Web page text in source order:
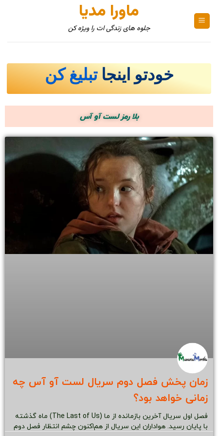
ماورا مدیا
جلوه های زندگی ات را ویژه کن
خودتو اینجا تبلیغ کن
بلا رمز لست آو آس
زمان پخش فصل دوم سریال لست آو آس چه
زمانی خواهد بود؟
فصل اول سریال آخرین بازمانده از ما (The Last of Us) ماه گذشته
با پایان رسید. هواداران این سریال از هم‌اکنون چشم انتظار فصل دوم